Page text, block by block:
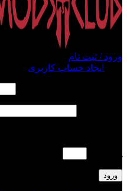
ورود / ثبت نام
ایجاد حساب کاربری
ورود